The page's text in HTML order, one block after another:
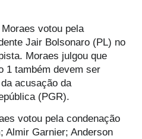
votou pela
Jair Bolsonaro (PL) no
Moraes julgou que
1 também devem ser
acusação da
(PGR).
votou pela condenação
Almir Garnier; Anderson